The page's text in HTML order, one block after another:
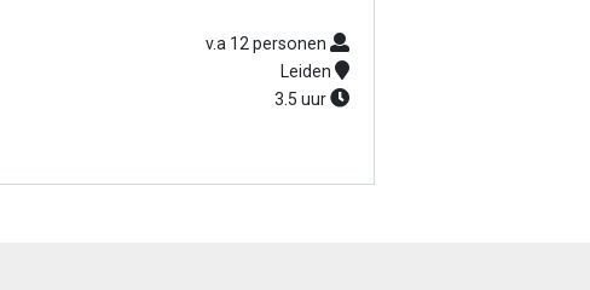
v.a 12 personen
Leiden
3.5 uur